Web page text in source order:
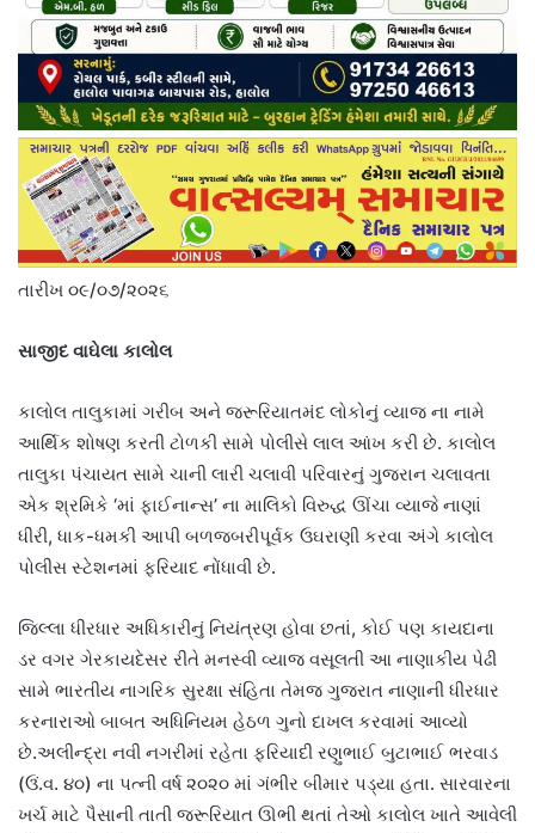
તારીખ ૦૯/૦૭/૨૦૨૬
સાજીદ વાઘેલા કાલોલ
કાલોલ તાલુકામાં ગરીબ અને જરૂરિયાતમંદ લોકોનું વ્યાજ ના નામે
આર્થિક શોષણ કરતી ટોળકી સામે પોલીસે લાલ આંખ કરી છે. કાલોલ
તાલુકા પંચાયત સામે ચાની લારી ચલાવી પરિવારનું ગુજરાન ચલાવતા
એક શ્રમિકે ‘માં ફાઈનાન્સ’ ના માલિકો વિરુદ્ધ ઊંચા વ્યાજે નાણાં
ધીરી, ધાક-ધમકી આપી બળજબરીપૂર્વક ઉઘરાણી કરવા અંગે કાલોલ
પોલીસ સ્ટેશનમાં ફરિયાદ નોંધાવી છે.
જિલ્લા ધીરધાર અધિકારીનું નિયંત્રણ હોવા છતાં, કોઈ પણ કાયદાના
ડર વગર ગેરકાયદેસર રીતે મનસ્વી વ્યાજ વસૂલતી આ નાણાકીય પેઢી
સામે ભારતીય નાગરિક સુરક્ષા સંહિતા તેમજ ગુજરાત નાણાની ધીરધાર
કરનારાઓ બાબત અધિનિયમ હેઠળ ગુનો દાખલ કરવામાં આવ્યો
છે.અલીન્દ્રા નવી નગરીમાં રહેતા ફરિયાદી રણુભાઈ બુટાભાઈ ભરવાડ
(ઉં.વ. ૪૦) ના પત્ની વર્ષ ૨૦૨૦ માં ગંભીર બીમાર પડ્યા હતા. સારવારના
ખર્ચ માટે પૈસાની તાતી જરૂરિયાત ઊભી થતાં તેઓ કાલોલ ખાતે આવેલી